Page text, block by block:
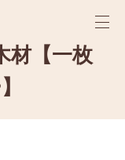
材【一枚